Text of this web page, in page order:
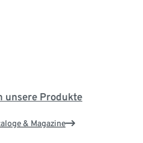
unsere Produkte
& Magazine